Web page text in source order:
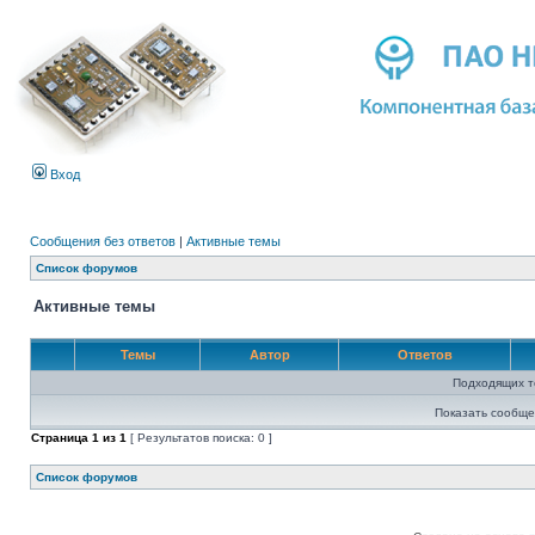
Вход
Сообщения без ответов | Активные темы
Список форумов
Активные темы
Темы Автор Ответов
Подходящих
Показать
Страница 1 из 1 [ Результатов поиска: 0 ]
Список форумов